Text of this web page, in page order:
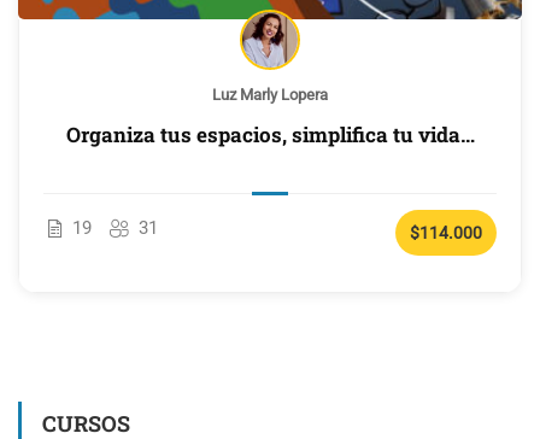
Luz Marly Lopera
Organiza tus espacios, simplifica tu vida…
19 31 $114.000
CURSOS